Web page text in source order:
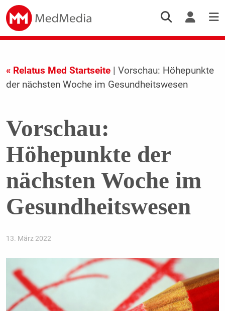
« Relatus Med Startseite| Vorschau: Höhepunkte
der nächsten Woche im Gesundheitswesen
Vorschau:
Höhepunkte der
nächsten Woche im
Gesundheitswesen
13. März 2022